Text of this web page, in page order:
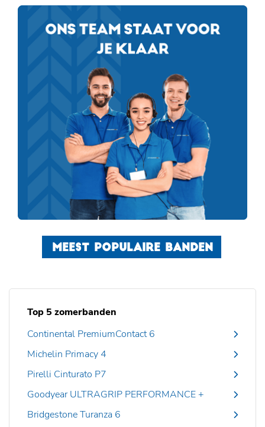
MEEST POPULAIRE BANDEN
Top 5 zomerbanden
Continental PremiumContact 6
Michelin Primacy 4
Pirelli Cinturato P7
Goodyear ULTRAGRIP PERFORMANCE +
Bridgestone Turanza 6